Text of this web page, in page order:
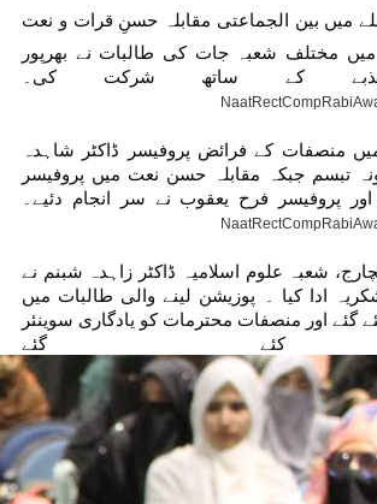
میں بین الجماعتی مقابلہ حسنِ قرات و نعت
مختلف شعبہ جات کی طالبات نے بھرپور
کے ساتھ شرکت کی۔
منصفات کے فرائض پروفیسر ڈاکٹر شاہدہ
تبسم جبکہ مقابلہ حسن نعت میں پروفیسر
پروفیسر فرح یعقوب نے سر انجام دئیے۔
شعبہ علوم اسلامیہ ڈاکٹر زاہدہ شبنم نے
ادا کیا ۔ پوزیشن لینے والی طالبات میں
گئے اور منصفات محترمات کو یادگاری سوینئر
کئے گئے